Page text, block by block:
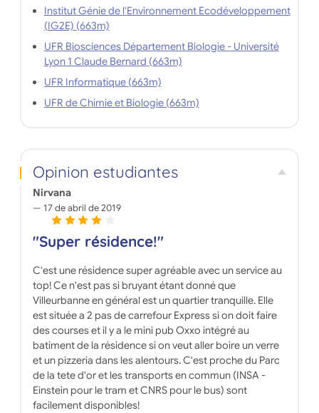
Institut Génie de l'Environnement Ecodéveloppement
(IG2E) (663m)
UFR Biosciences Département Biologie - Université
Lyon 1 Claude Bernard (663m)
UFR Informatique (663m)
UFR de Chimie et Biologie (663m)
Opinion estudiantes
Nirvana
17 de abril de 2019
"Super résidence!"
C'est une résidence super agréable avec un service au
top! Ce n'est pas si bruyant étant donné que
Villeurbanne en général est un quartier tranquille. Elle
est située a 2 pas de carrefour Express si on doit faire
des courses et il y a le mini pub Oxxo intégré au
batiment de la résidence si on veut aller boire un verre
et un pizzeria dans les alentours. C'est proche du Parc
de la tete d'or et les transports en commun (INSA -
Einstein pour le tram et CNRS pour le bus) sont
facilement disponibles!